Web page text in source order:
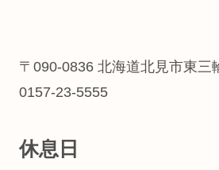
〒090-0836 北海道北見市東三
0157-23-5555
休息日